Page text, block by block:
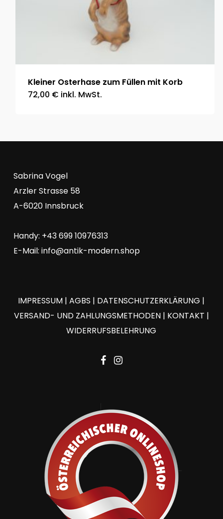
Kleiner Osterhase zum Füllen mit Korb
72,00 € inkl. MwSt.
Sabrina Vogel
Arzler Strasse 58
A-6020 Innsbruck
Handy: +43 699 10976313
E-Mail: info@antik-modern.shop
IMPRESSUM |AGBS | DATENSCHUTZERKLÄRUNG |
VERSAND- UND ZAHLUNGSMETHODEN| KONTAKT |
WIDERRUFSBELEHRUNG
facebook
instagram